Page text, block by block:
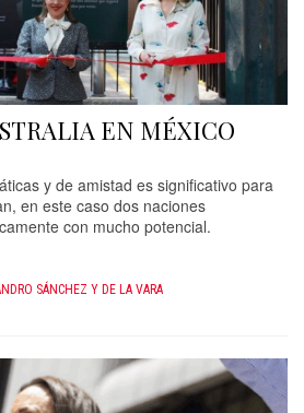
EN MÉXICO
y de amistad es significativo para
en este caso dos naciones
con mucho potencial.
SÁNCHEZ Y DE LA VARA